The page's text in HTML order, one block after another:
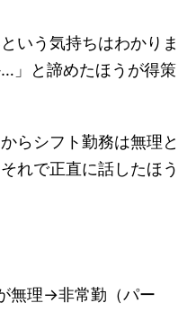
いう気持ちはわかりま
」と諦めたほうが得策
らシフト勤務は無理と
れで正直に話したほう
無理→非常勤（パー